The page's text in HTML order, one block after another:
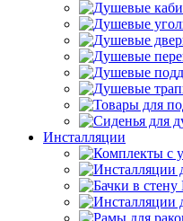
Инсталляции